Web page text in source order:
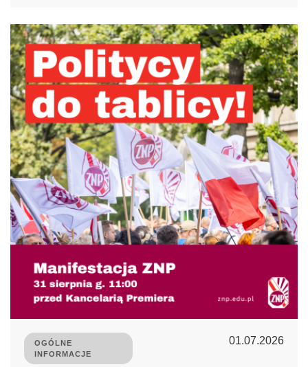
OGÓLNE
INFORMACJE
01.07.2026